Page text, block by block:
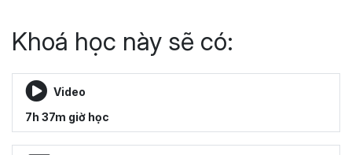
Khoá học này sẽ có:
Video
7h 37m giờ học